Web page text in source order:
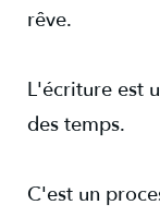
rêve.
L'écriture est
des temps.
C'est un